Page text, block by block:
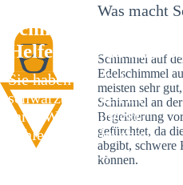
Schimmelexperte
Helfer an Ort und
Sie haben kürzlich
schwarze Flecken an
Ihrer Wand entdeckt?
Schlechte Nachrichten:
Sie haben einen
Was macht
Schimmel auf
Edelschimmel
meisten sehr
Schimmel an
Begeisterung
gefürchtet, da
abgibt, schwere
können.